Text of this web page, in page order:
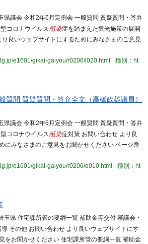
県議会 令和2年6月定例会 一般質問 質疑質問・答弁
コロナウイルス感染症を踏まえた観光施策の展開
良いウェブサイトにするためにみなさまのご意見
e1601/gikai-gaiyou/r0206/l020.html
種別：ht
質問 質疑質問・答弁全文（高橋政雄議員）
県議会 令和2年6月定例会 一般質問 質疑質問・答弁
コロナウイルス感染症対策 お問い合わせ より良
にみなさまのご意見をお聞かせください ページ番
e1601/gikai-gaiyou/r0206/o010.html
種別：ht
玉県 住宅課所管の要綱一覧 補助金等交付 審議会・
その他 お問い合わせ より良いウェブサイトにす
をお聞かせください 住宅課所管の要綱一覧 補助金